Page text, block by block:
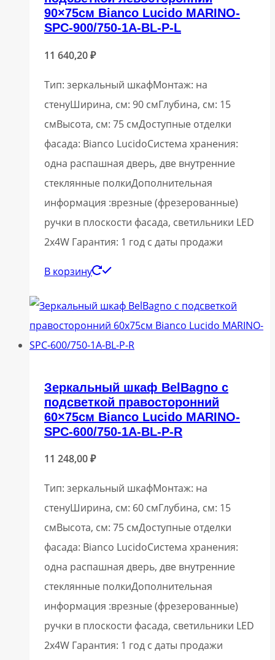
90×75см Bianco Lucido MARINO-
SPC-900/750-1A-BL-P-L
11 640,20₽
Тип: зеркальный шкафМонтаж: на
стенуШирина, см: 90 смГлубина, см: 15
смВысота, см: 75 смДоступные отделки
фасада: Bianco LucidoСистема хранения:
одна распашная дверь, две внутренние
стеклянные полкиДополнительная
информация :врезные (фрезерованные)
ручки в плоскости фасада, светильники LED
2x4W Гарантия: 1 год с даты продажи
В корзину
Зеркальный шкаф BelBagno с
подсветкой правосторонний
60×75см Bianco Lucido MARINO-
SPC-600/750-1A-BL-P-R
11 248,00₽
Тип: зеркальный шкафМонтаж: на
стенуШирина, см: 60 смГлубина, см: 15
смВысота, см: 75 смДоступные отделки
фасада: Bianco LucidoСистема хранения:
одна распашная дверь, две внутренние
стеклянные полкиДополнительная
информация :врезные (фрезерованные)
ручки в плоскости фасада, светильники LED
2x4W Гарантия: 1 год с даты продажи